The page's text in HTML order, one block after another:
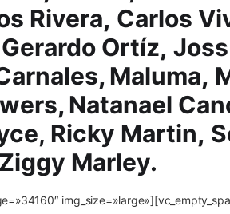
Rivera, Carlos
Gerardo Ortíz,
,Maluma,
,Natanael
Ricky Martin,
Ziggy Marley.